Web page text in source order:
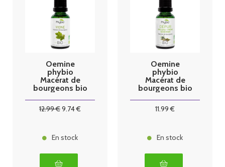
Oemine
phybio
Macérat de
bourgeons bio
12.99€9.74€
En stock
Oemine
phybio
Macérat de
bourgeons bio
11.99 €
En stock